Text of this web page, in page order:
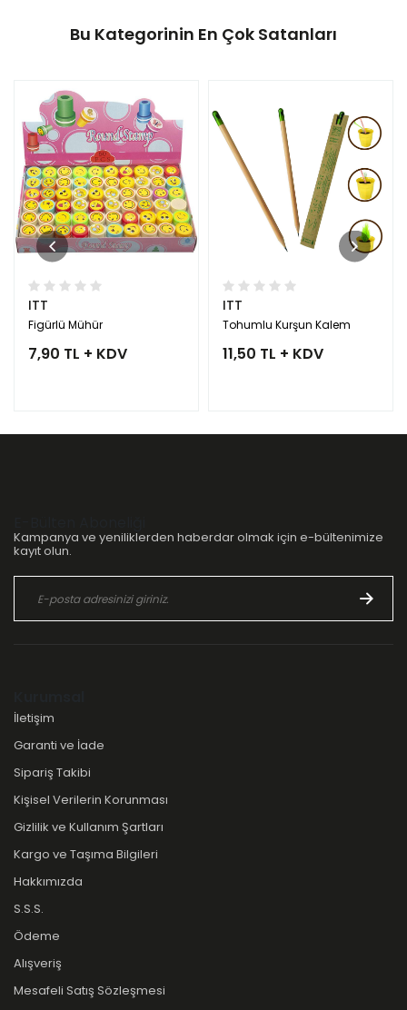
Bu Kategorinin En Çok Satanları
ITT
Figürlü Mühür
7,90 TL + KDV
ITT
Tohumlu Kurşun Kalem
11,50 TL + KDV
Kampanya ve yeniliklerden haberdar olmak için e-bültenimize
kayıt olun.
İletişim
Garanti ve İade
Sipariş Takibi
Kişisel Verilerin Korunması
Gizlilik ve Kullanım Şartları
Kargo ve Taşıma Bilgileri
Hakkımızda
S.S.S.
Ödeme
Alışveriş
Mesafeli Satış Sözleşmesi